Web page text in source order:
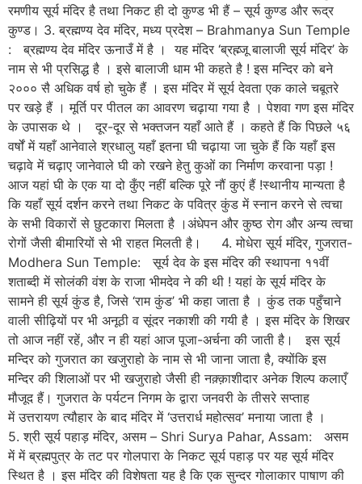
रमणीय सूर्य मंदिर है तथा निकट ही दो कुण्ड भी हैं – सूर्य कुण्ड और रूद्र
कुण्ड। 3. ब्रह्मण्य देव मंदिर, मध्य प्रदेश – Brahmanya Sun Temple
: ब्रह्मण्य देव मंदिर ऊनाउँ में है । यह मंदिर ‘ब्रह्म्जू बालाजी सूर्य मंदिर’ के
नाम से भी प्रसिद्ध है । इसे बालाजी धाम भी कहते है ! इस मन्दिर को बने
२००० सै अधिक वर्ष हो चुके हैं । इस मंदिर में सूर्य देवता एक काले चबूतरे
पर खड़े हैं । मूर्ति पर पीतल का आवरण चढ़ाया गया है । पेशवा गण इस मंदिर
के उपासक थे । दूर-दूर से भक्तजन यहाँ आते हैं । कहते हैं कि पिछले ५६
वर्षों में यहाँ आनेवाले श्रधालु यहाँ इतना घी चढ़ाया जा चुके हैं कि यहाँ इस
चढ़ावे में चढ़ाए जानेवाले घी को रखने हेतु कुओं का निर्माण करवाना पड़ा !
आज यहां घी के एक या दो कुँए नहीं बल्कि पूरे नौं कुएं हैं !स्थानीय मान्यता है
कि यहाँ सूर्य दर्शन करने तथा निकट के पवित्र कुंड में स्नान करने से त्वचा
के सभी विकारों से छुटकारा मिलता है ।अंधेपन और कुष्ठ रोग और अन्य त्वचा
रोगों जैसी बीमारियों से भी राहत मिलती है। 4. मोधेरा सूर्य मंदिर, गुजरात-
Modhera Sun Temple: सूर्य देव के इस मंदिर की स्थापना ११वीं
शताब्दी में सोलंकी वंश के राजा भीमदेव ने की थी ! यहां के सूर्य मंदिर के
सामने ही सूर्य कुंड है, जिसे ‘राम कुंड’ भी कहा जाता है । कुंड तक पहुँचाने
वाली सीढ़ियों पर भी अनूठी व सूंदर नकाशी की गयी है । इस मंदिर के शिखर
तो आज नहीं रहें, और न ही यहां आज पूजा-अर्चना की जाती है। इस सूर्य
मन्दिर को गुजरात का खजुराहो के नाम से भी जाना जाता है, क्योंकि इस
मन्दिर की शिलाओं पर भी खजुराहो जैसी ही नक़्क़ाशीदार अनेक शिल्प कलाएँ
मौजूद हैं। गुजरात के पर्यटन निगम के द्वारा जनवरी के तीसरे सप्ताह
में उत्तरायण त्यौहार के बाद मंदिर में ‘उत्तरार्ध महोत्सव’ मनाया जाता है ।
5. श्री सूर्य पहाड़ मंदिर, असम – Shri Surya Pahar, Assam: असम
में में ब्रह्मपुत्र के तट पर गोलपारा के निकट सूर्य पहाड़ पर यह सूर्य मंदिर
स्थित है । इस मंदिर की विशेषता यह है कि एक सुन्दर गोलाकार पाषाण की